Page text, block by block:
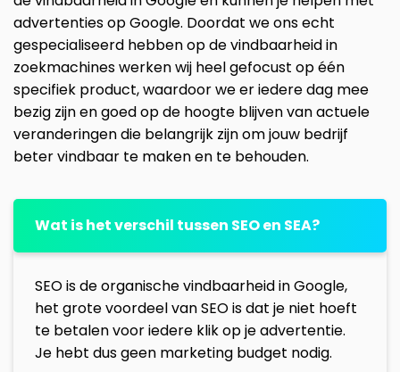
advertenties op Google. Doordat we ons echt
gespecialiseerd hebben op de vindbaarheid in
zoekmachines werken wij heel gefocust op één
specifiek product, waardoor we er iedere dag mee
bezig zijn en goed op de hoogte blijven van actuele
veranderingen die belangrijk zijn om jouw bedrijf
beter vindbaar te maken en te behouden.
Wat is het verschil tussen SEO en SEA?
SEO is de organische vindbaarheid in Google,
het grote voordeel van SEO is dat je niet hoeft
te betalen voor iedere klik op je advertentie.
Je hebt dus geen marketing budget nodig.